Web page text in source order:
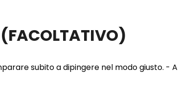
(FACOLTATIVO)
subito a dipingere nel modo giusto.